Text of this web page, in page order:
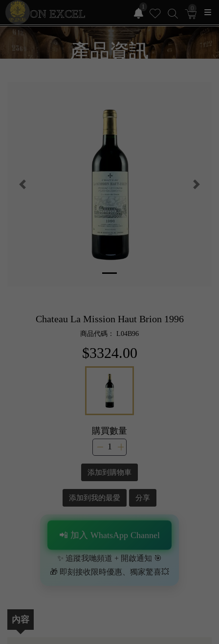
ON EXCEL
1 0
產品資訊
Chateau La Mission Haut Brion 1996
商品代碼： L04B96
$3324.00
購買數量
添加到購物車
添加到我的最愛 分享
📲 加入 WhatsApp Channel
✨ 追蹤我哋頻道 + 開啟通知 🎯
🎁 即刻接收限時優惠、獨家驚喜💥
內容